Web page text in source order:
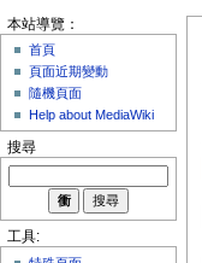
本站導覽：
首頁
頁面近期變動
隨機頁面
Help about MediaWiki
搜尋
工具: